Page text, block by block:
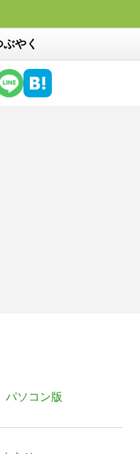
やく
パソコン版